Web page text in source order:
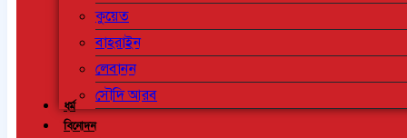
কুয়েত
বাহরাইন
লেবানন
সৌদি আরব
ধর্ম
বিনোদন